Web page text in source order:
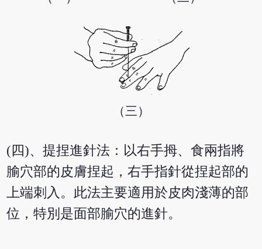
（三）
(四)、提捏進針法：以右手拇、食兩指將
腧穴部的皮膚捏起，右手指針從捏起部的
上端刺入。此法主要適用於皮肉淺薄的部
位，特別是面部腧穴的進針。